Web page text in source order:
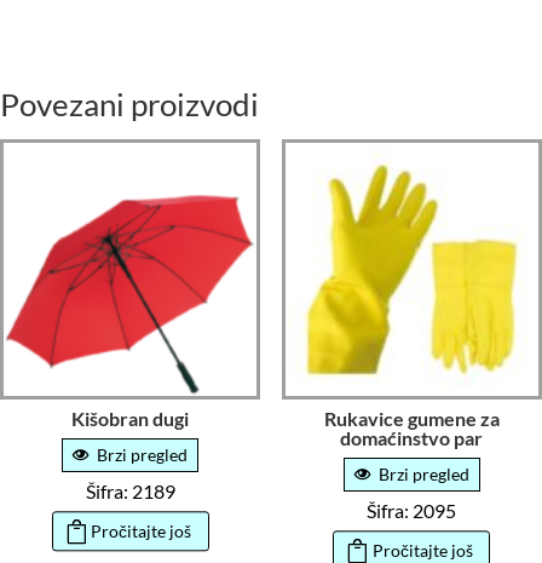
Povezani proizvodi
Kišobran dugi
Brzi pregled
Šifra: 2189
Pročitajte još
Rukavice gumene za
domaćinstvo par
Brzi pregled
Šifra: 2095
Pročitajte još